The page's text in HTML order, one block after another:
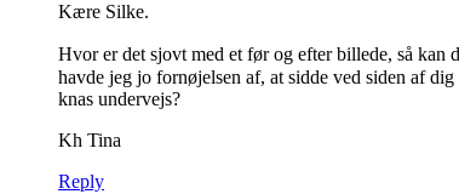
Kære Silke.
Hvor er det sjovt med et før og efter billede, så kan
havde jeg jo fornøjelsen af, at sidde ved siden af
knas undervejs?
Kh Tina
Reply